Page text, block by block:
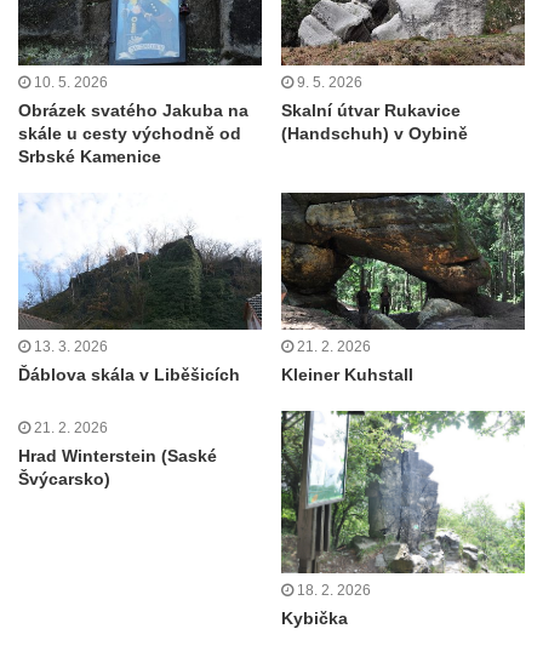
10. 5. 2026
Obrázek svatého Jakuba na
skále u cesty východně od
Srbské Kamenice
9. 5. 2026
Skalní útvar Rukavice
(Handschuh) v Oybině
13. 3. 2026
Ďáblova skála v Liběšicích
21. 2. 2026
Kleiner Kuhstall
21. 2. 2026
Hrad Winterstein (Saské
Švýcarsko)
18. 2. 2026
Kybička